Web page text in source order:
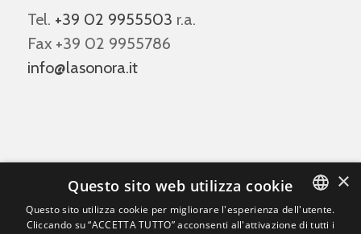
Tel. +39 02 9955503 r.a.
Fax +39 02 9955786
info@lasonora.it
La Sonora Srl
ITALIAN
×
Questo sito web utilizza cookie
Questo sito utilizza cookie per migliorare l'esperienza dell'utente.
Cliccando su “ACCETTA TUTTO” acconsenti all'attivazione di tutti i